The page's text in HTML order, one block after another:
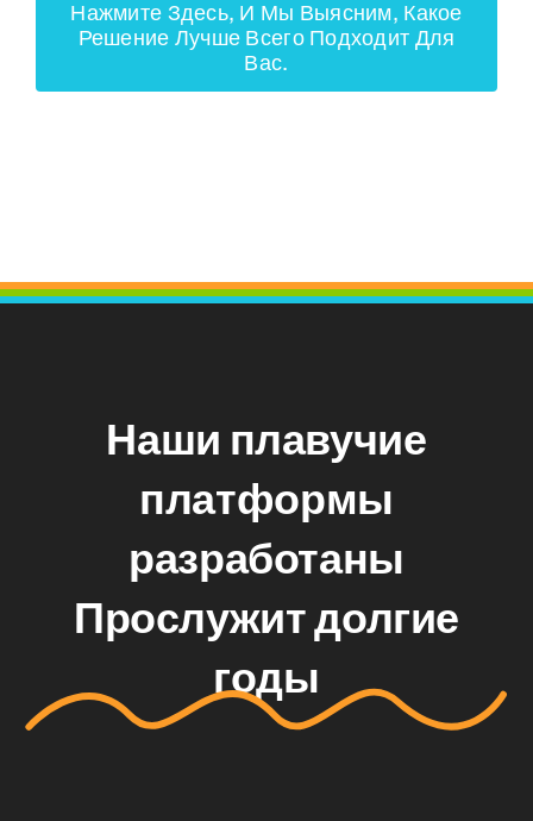
Нажмите Здесь, И Мы Выясним, Какое
Решение Лучше Всего Подходит Для
Вас.
Наши плавучие
платформы
разработаны
Прослужит долгие
годы